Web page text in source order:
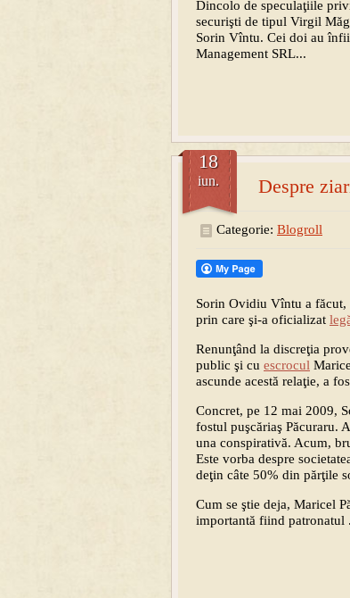
Dincolo de speculaţiile
securişti de tipul Virgil
Sorin Vîntu. Cei doi au
Management SRL...
Despre
18
iun.
Categorie: Blogroll
Sorin Ovidiu Vîntu a făcut,
prin care şi-a oficializat
Renunţând la discreţia
public şi cu escrocul
ascunde acestă relaţie, a
Concret, pe 12 mai 2009,
fostul puşcăriaş Păcuraru.
una conspirativă. Acum,
Este vorba despre
deţin câte 50% din părţile
Cum se ştie deja, Maricel
importantă fiind patronatul